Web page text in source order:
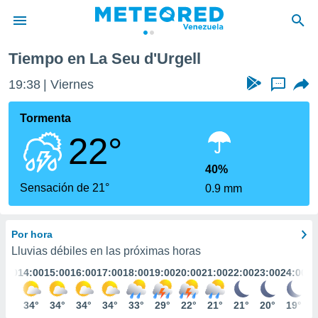
de
ha
para
que se
calidad.
a este
las
y
digital
basada
Tiempo en La Seu d'Urgell
19:38 Viernes ...
Tormenta
22°
Sensación de 21°
40%
0.9 mm
Por hora
Lluvias débiles en las próximas horas
14:00
34°
15:00
34°
16:00
34°
17:00
34°
18:00
33°
19:00
29°
20:00
22°
21:00
21°
22:00
21°
23:00
20°
24:00
19°